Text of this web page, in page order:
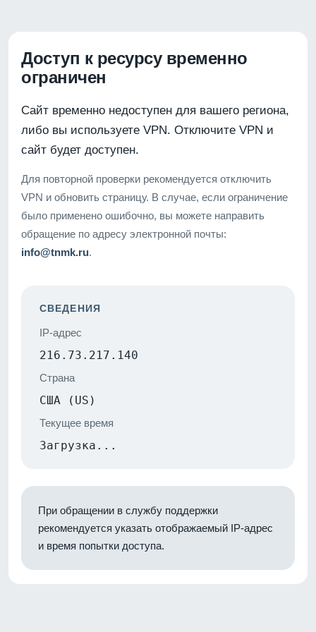
Доступ к ресурсу временно
ограничен
Сайт временно недоступен для вашего региона,
либо вы используете VPN. Отключите VPN и
сайт будет доступен.
Для повторной проверки рекомендуется отключить
VPN и обновить страницу. В случае, если ограничение
было применено ошибочно, вы можете направить
обращение по адресу электронной почты:
info@tnmk.ru.
СВЕДЕНИЯ
IP-адрес
216.73.217.140
Страна
США (US)
Текущее время
Загрузка...
При обращении в службу поддержки
рекомендуется указать отображаемый IP-адрес
и время попытки доступа.